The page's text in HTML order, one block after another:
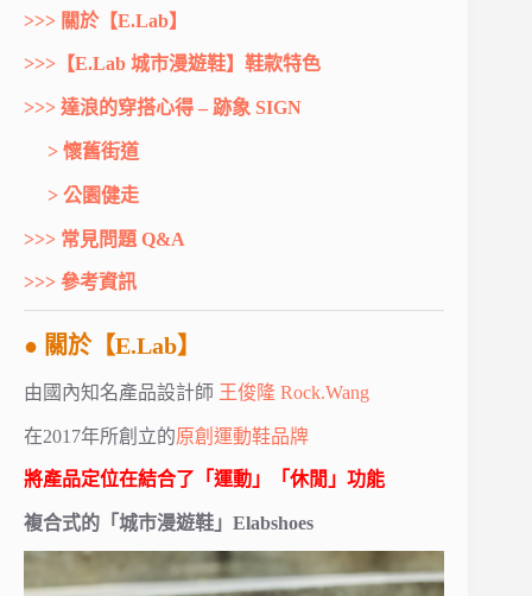
>>> 關於【E.Lab】
>>>【E.Lab 城市漫遊鞋】鞋款特色
>>> 達浪的穿搭心得 – 跡象 SIGN
> 懷舊街道
> 公園健走
>>> 常見問題 Q&A
>>> 參考資訊
● 關於【E.Lab】
由國內知名產品設計師 王俊隆 Rock.Wang
在2017年所創立的原創運動鞋品牌
將產品定位在結合了「運動」「休閒」功能
複合式的「城市漫遊鞋」Elabshoes